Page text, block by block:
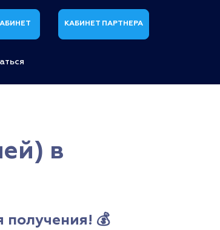
КАБИНЕТ ПАРТНЕРА
в
💰